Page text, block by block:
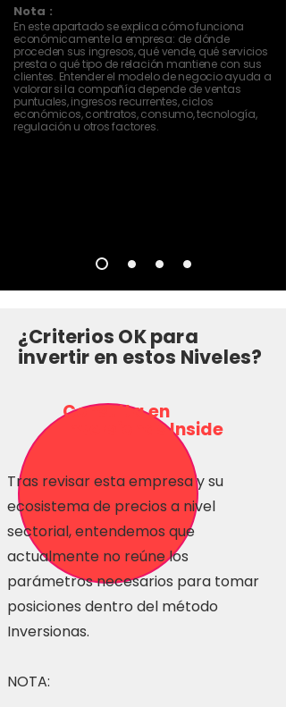
Nota :
En este apartado se explica cómo funciona
económicamente la empresa: de dónde
proceden sus ingresos, qué vende, qué servicios
presta o qué tipo de relación mantiene con sus
clientes. Entender el modelo de negocio ayuda a
valorar si la compañía depende de ventas
puntuales, ingresos recurrentes, ciclos
económicos, contratos, consumo, tecnología,
regulación u otros factores.
¿Criterios OK para
invertir en estos Niveles?
Consulta en
Inversionas Inside
Tras revisar esta empresa y su
ecosistema de precios a nivel
sectorial, entendemos que
actualmente no reúne los
parámetros necesarios para tomar
posiciones dentro del método
Inversionas.
NOTA: